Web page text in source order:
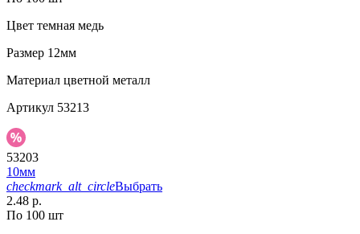
Цвет темная медь
Размер 12мм
Материал цветной металл
Артикул 53213
53203
10мм
checkmark_alt_circleВыбрать
2.48 р.
По 100 шт